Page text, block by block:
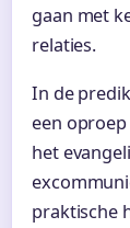
gaan met
relaties.
In de
een
het
praktische